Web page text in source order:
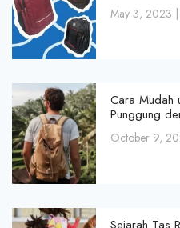
May 3, 2023
Cara Mudah
Punggung
October 9,
Sejarah Tas